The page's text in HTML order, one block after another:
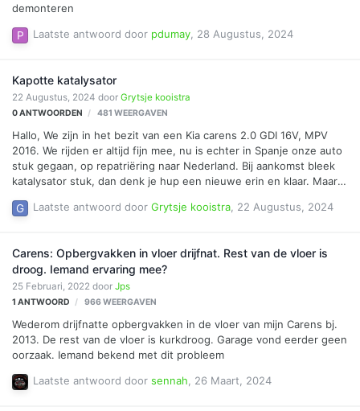
demonteren
Laatste antwoord door pdumay, 28 Augustus, 2024
Kapotte katalysator
22 Augustus, 2024 door Grytsje kooistra
0ANTWOORDEN 481 WEERGAVEN
Hallo, We zijn in het bezit van een Kia carens 2.0 GDI 16V, MPV
2016. We rijden er altijd fijn mee, nu is echter in Spanje onze auto
stuk gegaan, op repatriëring naar Nederland. Bij aankomst bleek
katalysator stuk, dan denk je hup een nieuwe erin en klaar. Maar
onze auto te vinden, niet in de Benelux. Garage heeft contact
ingezet worden. Dit is een absurd hoog bedrag voor een
katalysator, zijn er meer mensen met dit probleem, dan horen we
het graag. motorcode G4…
Laatste antwoord door Grytsje kooistra, 22 Augustus, 2024
Carens: Opbergvakken in vloer drijfnat. Rest van de vloer is
droog. Iemand ervaring mee?
25 Februari, 2022 door Jps
1 ANTWOORD 966WEERGAVEN
Wederom drijfnatte opbergvakken in de vloer van mijn Carens bj.
2013. De rest van de vloer is kurkdroog. Garage vond eerder geen
oorzaak. Iemand bekend met dit probleem
Laatste antwoord door sennah, 26 Maart, 2024